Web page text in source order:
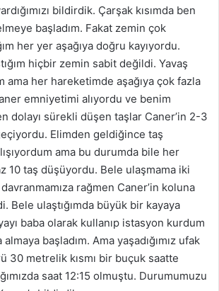
bildirdik. Çarşak kısımda ben
başladım. Fakat zemin çok
her yer aşağıya doğru kayıyordu.
hiçbir zemin sabit değildi. Yavaş
ama her hareketimde aşağıya çok fazla
emniyetimi alıyordu ve benim
dolayı sürekli düşen taşlar Caner’in 2-3
Elimden geldiğince taş
ama bu durumda bile her
10 taş düşüyordu. Bele ulaşmama iki
rağmen Caner’in koluna
Bele ulaştığımda büyük bir kayaya
baba olarak kullanıp istasyon kurdum
almaya başladım. Ama yaşadığımız ufak
30 metrelik kısmı bir buçuk saatte
saat 12:15 olmuştu. Durumumuzu